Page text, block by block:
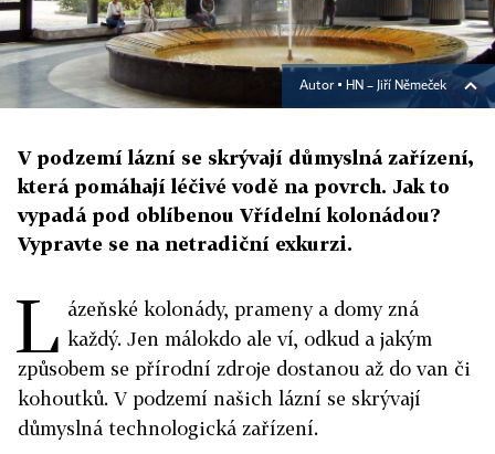
Autor ▪ HN – Jiří Němeček
V podzemí lázní se skrývají důmyslná zařízení,
která pomáhají léčivé vodě na povrch. Jak to
vypadá pod oblíbenou Vřídelní kolonádou?
Vypravte se na netradiční exkurzi.
L ázeňské kolonády, prameny a domy zná
každý. Jen málokdo ale ví, odkud a jakým
způsobem se přírodní zdroje dostanou až do van či
kohoutků. V podzemí našich lázní se skrývají
důmyslná technologická zařízení.